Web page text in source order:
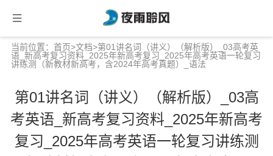
当前位置： 首页>文档>第01讲名词（讲义）（解析版）_03高考英
语_新高考复习资料_2025年新高考复习_2025年高考英语一轮复习
讲练测（新教材新高考，含2024年高考真题）_语法
第01讲名词（讲义）（解析版）_03高
考英语_新高考复习资料_2025年新高考
复习_2025年高考英语一轮复习讲练测